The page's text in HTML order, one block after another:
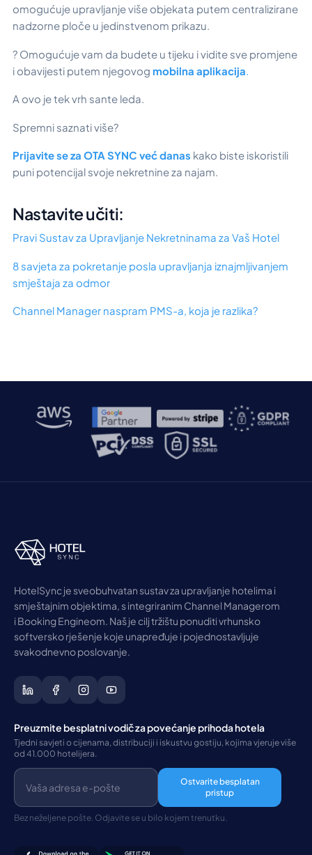
omogućuje upravljanje više objekata putem centralizirane
nadzorne ploče u jedinstvenom prikazu.
? Omogućuje vam da budete u tijeku i vidite sve promjene
i obavijesti putem njegovog mobilna aplikacija
A ovo je tek vrh sante leda.
Spremni saznati više?
Prijavite se za OTA SYNC već danas kako biste iskoristili
puni potencijal svoje nekretnine za najam.
Nastavite učiti:
Pravi Sustav za Upravljanje Nekretninama za Vaš Hotel
8 savjeta za pokretanje posla upravljanja iznajmljivanjem
smještaja za odmor
Channel Manager naspram PMS-a, koja je razlika?
HotelSync je sveobuhvatan sustav za upravljanje hotelima i
smještajnim objektima, s integriranim Channel Managerom
i Booking Engineom. Naš je cilj tržištu ponuditi vrhunsko
softversko rješenje koje unapređuje i pojednostavljuje
svakodnevno poslovanje.
Preuzmite besplatni vodič za povećanje prihoda hotela
Tjedni savjeti o cijenama, distribuciji i iskustvu gostiju, kojima vjeruje više
od 41.000 hotelijera.
Ostvarite besplatan
pristup
Bez neželjene pošte. Odjavite se u bilo kojem trenutku.